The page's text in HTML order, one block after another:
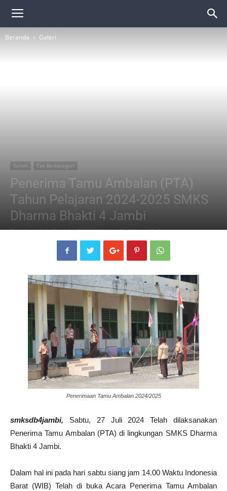
Beranda Galeri
Galeri Tak Berkategori
Penerima Tamu Ambalan (PTA)
Tahun Pelajaran 2024-2025 SMKS
Dharma Bhakti 4 Jambi
Penulis smkdb4jambi - 29 Juli 2024 181 1
Penerimaan Tamu Ambalan 2024/2025
smksdb4jambi, Sabtu, 27 Juli 2024 Telah dilaksanakan
Penerima Tamu Ambalan (PTA) di lingkungan SMKS Dharma
Bhakti 4 Jambi.
Dalam hal ini pada hari sabtu siang jam 14.00 Waktu Indonesia
Barat (WIB) Telah di buka Acara Penerima Tamu Ambalan